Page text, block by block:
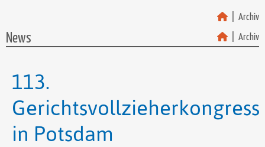
Archiv
News Archiv
113.
Gerichtsvollzieherkongress
in Potsdam